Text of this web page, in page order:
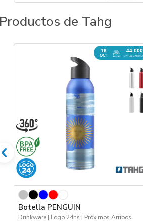
Productos de Tahg
16
OCT
44.000
UN. EN CAMINO
Botella PENGUIN
Drinkware | Logo 24hs | Próximos Arribos